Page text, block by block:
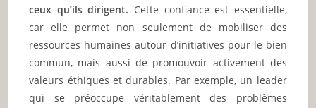
ceux qu’ils dirigent. Cette confiance est essentielle,
car elle permet non seulement de mobiliser des
ressources humaines autour d’initiatives pour le bien
commun, mais aussi de promouvoir activement des
valeurs éthiques et durables. Par exemple, un leader
qui se préoccupe véritablement des problèmes